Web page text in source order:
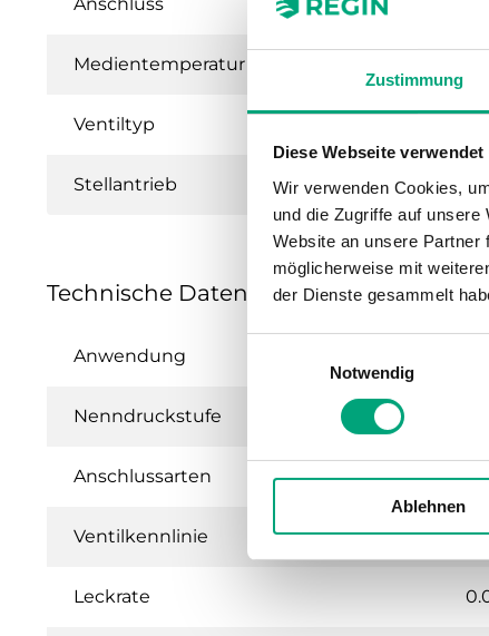
Zustimmung
Diese Webseite
Wir verwenden Cookies,
und die Zugriffe auf
Website an unsere Partner
möglicherweise mit
der Dienste gesammelt
Notwendig
Ablehnen
Medientemperatur
Ventiltyp
Stellantrieb
Technische Daten für VFX – 2-/3-Wege/
Anwendung
Nenndruckstufe
Anschlussarten
Ventilkennlinie
Leckrate